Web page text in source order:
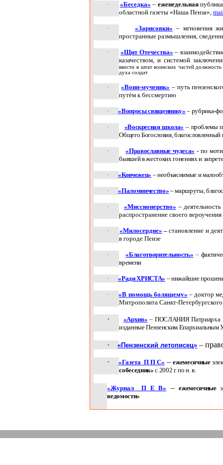
· «Беседка» – еженедельная
областной газеты «Наша Пенза»,
· «Зарисовки» – мгновения
пространные размышления,
· «Щит Отечества» –
казачеством, и системой
ввести в штат воинских частей
духа солдат
· «Воин-мученик» – путь
путём к бессмертию
· «Вопросы священнику» – рубрика-
· «Воскресная школа» – проблемы
Общего Богословия,
· «Православные чудеса» - по
бывшей в жестоких гонениях и
· «Ковчежец» – необъяснимые и
· «Паломничество» – маршруты,
· «Миссионерство» –
распространение своего
· «Милосердие» –становление и
в городе Пензе
· «Благотворительность» –
времени
· «Ради ХРИСТА» – нижайшие
· «В помощь болящему» – доктор
Митрополита Санкт-
· «Архив» – ПОСЛАНИЯ Патриарха
изданные Пензенским Епархиальным
· «Пензенский летописец» –
·
«Газета ПП С» –ежемесячные
собеседник» с 2002 г. по н. в.
«Журнал П Е В» –ежемесячные
ведомости»